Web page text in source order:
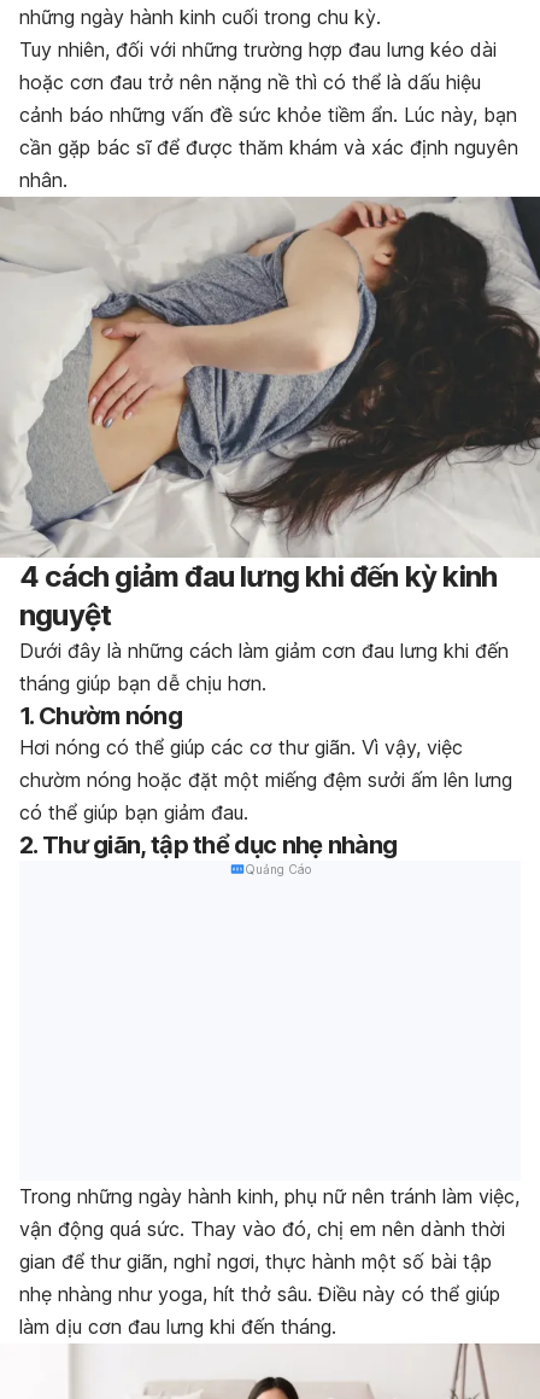
những ngày hành kinh cuối trong chu kỳ.
Tuy nhiên, đối với những trường hợp đau lưng kéo dài
hoặc cơn đau trở nên nặng nề thì có thể là dấu hiệu
cảnh báo những vấn đề sức khỏe tiềm ẩn. Lúc này, bạn
cần gặp bác sĩ để được thăm khám và xác định nguyên
nhân.
4 cách giảm đau lưng khi đến kỳ kinh
nguyệt
Dưới đây là những cách làm giảm cơn đau lưng khi đến
tháng giúp bạn dễ chịu hơn.
1. Chườm nóng
Hơi nóng có thể giúp các cơ thư giãn. Vì vậy, việc
chườm nóng hoặc đặt một miếng đệm sưởi ấm lên lưng
có thể giúp bạn giảm đau.
2. Thư giãn, tập thể dục nhẹ nhàng
Quảng Cáo
Trong những ngày hành kinh, phụ nữ nên tránh làm việc,
vận động quá sức. Thay vào đó, chị em nên dành thời
gian để thư giãn, nghỉ ngơi, thực hành một số bài tập
nhẹ nhàng như yoga, hít thở sâu. Điều này có thể giúp
làm dịu cơn đau lưng khi đến tháng.